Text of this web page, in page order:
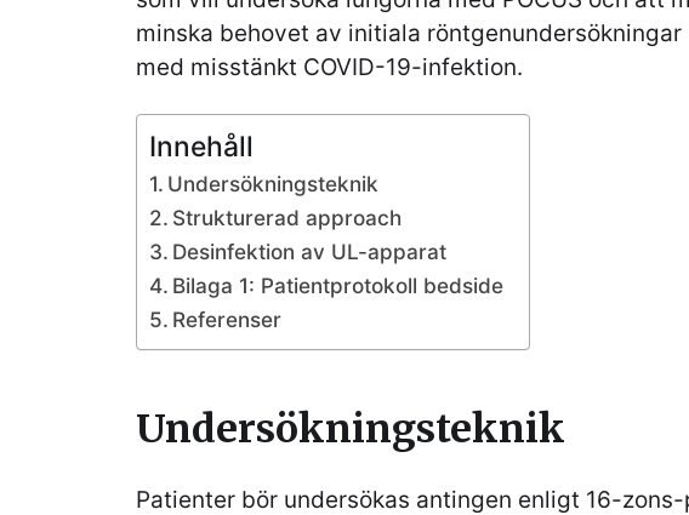
minska behovet av initiala
med misstänkt COVID-19-infektion.
Innehåll
Undersökningsteknik
Strukturerad approach
Desinfektion av UL-apparat
Bilaga 1: Patientprotokoll bedside
Referenser
Undersökningsteknik
Patienter bör undersökas antingen enligt 16-